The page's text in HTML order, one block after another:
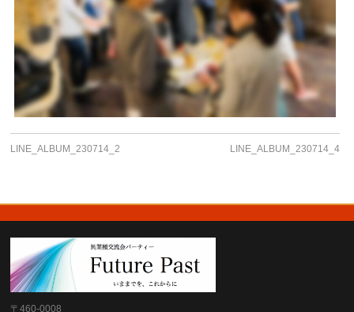
LINE_ALBUM_230714_2 LINE_ALBUM_230714_4
〒460-0008